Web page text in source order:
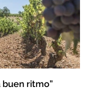
buen ritmo”